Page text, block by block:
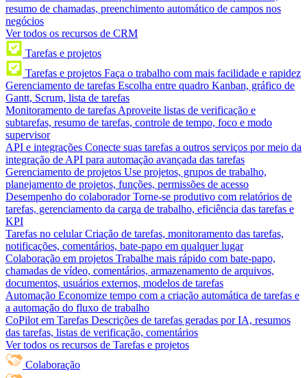
resumo de chamadas, preenchimento automático de campos nos
negócios
Ver todos os recursos de CRM
Tarefas e projetos
Tarefas e projetos Faça o trabalho com mais facilidade e rapidez
Gerenciamento de tarefas Escolha entre quadro Kanban, gráfico de
Gantt, Scrum, lista de tarefas
Monitoramento de tarefas Aproveite listas de verificação e
subtarefas, resumo de tarefas, controle de tempo, foco e modo
supervisor
API e integrações Conecte suas tarefas a outros serviços por meio da
integração de API para automação avançada das tarefas
Gerenciamento de projetos Use projetos, grupos de trabalho,
planejamento de projetos, funções, permissões de acesso
Desempenho do colaborador Torne-se produtivo com relatórios de
tarefas, gerenciamento da carga de trabalho, eficiência das tarefas e
KPI
Tarefas no celular Criação de tarefas, monitoramento das tarefas,
notificações, comentários, bate-papo em qualquer lugar
Colaboração em projetos Trabalhe mais rápido com bate-papo,
chamadas de vídeo, comentários, armazenamento de arquivos,
documentos, usuários externos, modelos de tarefas
Automação Economize tempo com a criação automática de tarefas e
a automação do fluxo de trabalho
CoPilot em Tarefas Descrições de tarefas geradas por IA, resumos
das tarefas, listas de verificação, comentários
Ver todos os recursos de Tarefas e projetos
Colaboração